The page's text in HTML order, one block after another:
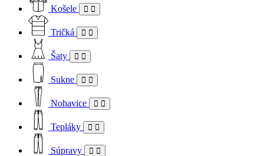
Košele
Tričká
Šaty
Sukne
Nohavice
Tepláky
Súpravy